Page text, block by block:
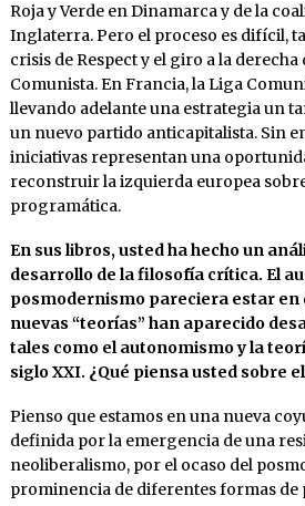
Roja y Verde en Dinamarca y de la
Inglaterra. Pero el proceso es difícil,
crisis de Respect y el giro a la
Comunista. En Francia, la Liga
llevando adelante una estrategia un
un nuevo partido anticapitalista. Sin
iniciativas representan una
reconstruir la izquierda europea
programática.
En sus libros, usted ha hecho un
desarrollo de la filosofía crítica. El
posmodernismo pareciera estar en
nuevas “teorías” han aparecido
tales como el autonomismo y la
siglo XXI. ¿Qué piensa usted sobre
Pienso que estamos en una nueva
definida por la emergencia de una
neoliberalismo, por el ocaso del
prominencia de diferentes formas